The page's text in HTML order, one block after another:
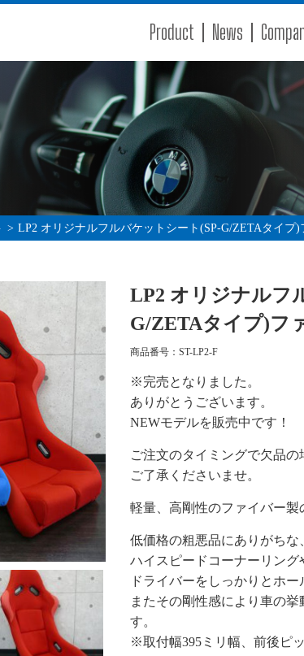
Product News
> LP2 オリジナルフルバケットシート(SP-G/ZETAタイプ)
LP2 オリジナルフ
G/ZETAタイプ)フ
商品番号：ST-LP2-F
※完売となりました。
ありがとうございます。
NEWモデルを販売中です！
ご注文のタイミングで欠品
ご了承くださいませ。
軽量、高剛性のファイバー
低価格の粗悪品にありがち
ハイスピードコーナーリン
ドライバーをしっかりとホ
またその剛性感により車の
す。
※取付幅395ミリ幅、前後ピ